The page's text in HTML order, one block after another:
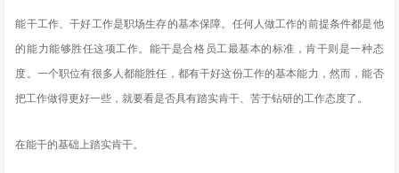
能干工作、干好工作是职场生存的基本保障。任何人做工作的前提条件都是他
的能力能够胜任这项工作。能干是合格员工最基本的标准，肯干则是一种态
度。一个职位有很多人都能胜任，都有干好这份工作的基本能力，然而，能否
把工作做得更好一些，就要看是否具有踏实肯干、苦于钻研的工作态度了。
在能干的基础上踏实肯干。